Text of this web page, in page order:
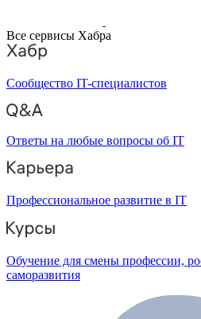
Все сервисы Хабра
Сообщество IT-специалистов
Ответы на любые вопросы об IT
Профессиональное развитие в IT
Обучение для смены профессии,
саморазвития